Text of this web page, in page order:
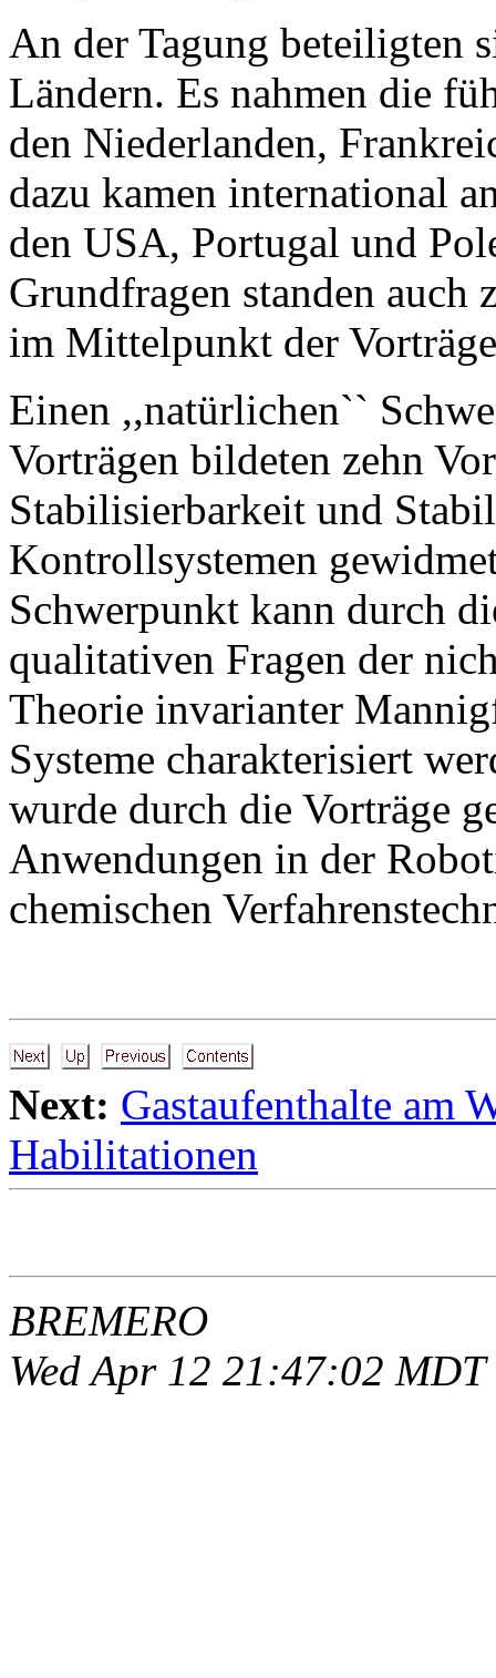
An der Tagung beteiligten
Ländern. Es nahmen die
den Niederlanden,
dazu kamen international
den USA, Portugal und
Grundfragen standen auch
im Mittelpunkt der
Einen ,,natürlichen``
Vorträgen bildeten zehn
Stabilisierbarkeit und
Kontrollsystemen
Schwerpunkt kann durch
qualitativen Fragen der
Theorie invarianter
Systeme charakterisiert
wurde durch die Vorträge
Anwendungen in der
chemischen
Next: Gastaufenthalte am
Habilitationen
BREMERO
Wed Apr 12 21:47:02 MDT